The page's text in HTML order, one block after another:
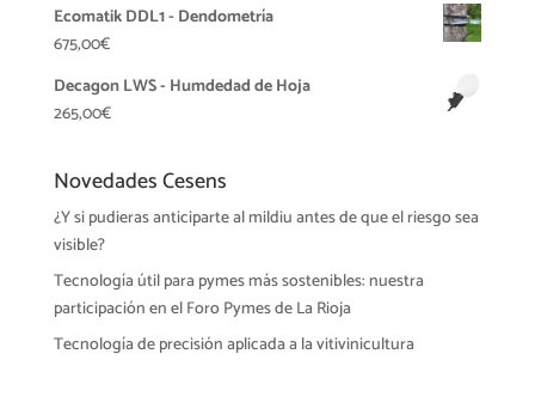
98,00€
Ecomatik DDL1 - Dendometría
675,00€
Decagon LWS - Humdedad de Hoja
265,00€
Novedades Cesens
¿Y si pudieras anticiparte al mildiu antes de que el riesgo sea
visible?
Tecnología útil para pymes más sostenibles: nuestra
participación en el Foro Pymes de La Rioja
Tecnología de precisión aplicada a la vitivinicultura